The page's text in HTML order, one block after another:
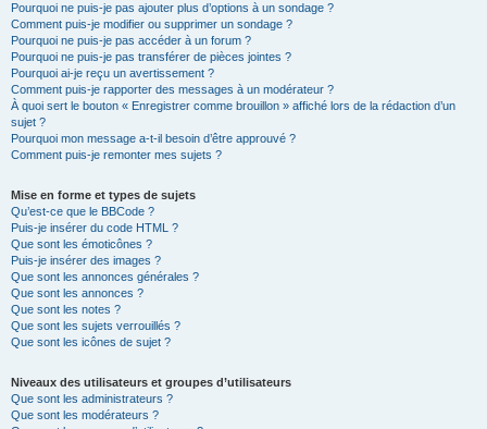
Pourquoi ne puis-je pas ajouter plus d’options à un sondage ?
Comment puis-je modifier ou supprimer un sondage ?
Pourquoi ne puis-je pas accéder à un forum ?
Pourquoi ne puis-je pas transférer de pièces jointes ?
Pourquoi ai-je reçu un avertissement ?
Comment puis-je rapporter des messages à un modérateur ?
À quoi sert le bouton « Enregistrer comme brouillon » affiché lors de la rédaction d’un
sujet ?
Pourquoi mon message a-t-il besoin d’être approuvé ?
Comment puis-je remonter mes sujets ?
Mise en forme et types de sujets
Qu’est-ce que le BBCode ?
Puis-je insérer du code HTML ?
Que sont les émoticônes ?
Puis-je insérer des images ?
Que sont les annonces générales ?
Que sont les annonces ?
Que sont les notes ?
Que sont les sujets verrouillés ?
Que sont les icônes de sujet ?
Niveaux des utilisateurs et groupes d’utilisateurs
Que sont les administrateurs ?
Que sont les modérateurs ?